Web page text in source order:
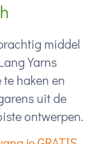
middel
Yarns
haken en
uit de
ontwerpen.